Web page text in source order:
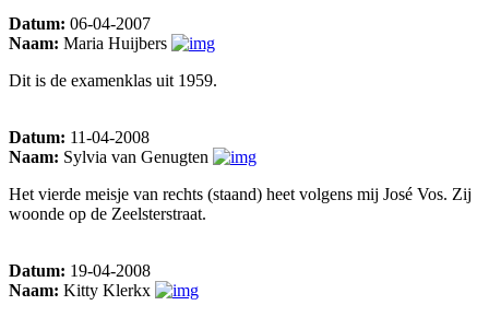
Datum: 06-04-2007
Naam: Maria Huijbers
Dit is de examenklas uit 1959.
Datum: 11-04-2008
Naam: Sylvia van Genugten
Het vierde meisje van rechts (staand) heet volgens mij José Vos. Zij
woonde op de Zeelsterstraat.
Datum: 19-04-2008
Naam: Kitty Klerkx